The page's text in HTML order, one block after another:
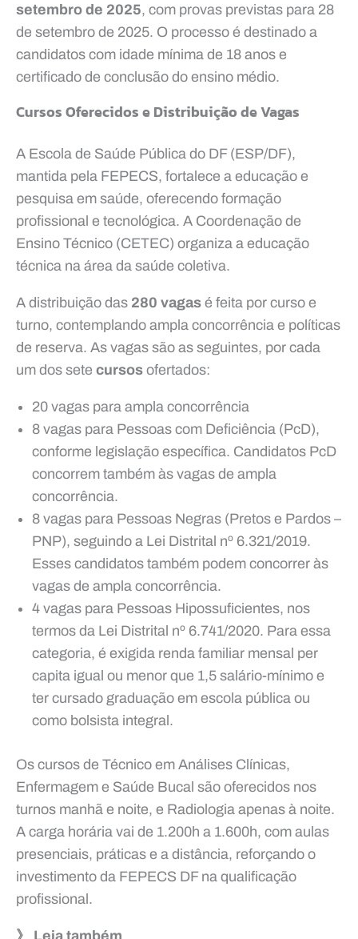
setembro de 2025, com provas previstas para 28
de setembro de 2025. O processo é destinado a
candidatos com idade mínima de 18 anos e
certificado de conclusão do ensino médio.
Cursos Oferecidos e Distribuição de Vagas
A Escola de Saúde Pública do DF (ESP/DF),
mantida pela FEPECS, fortalece a educação e
pesquisa em saúde, oferecendo formação
profissional e tecnológica. A Coordenação de
Ensino Técnico (CETEC) organiza a educação
técnica na área da saúde coletiva.
A distribuição das 280 vagas é feita por curso e
turno, contemplando ampla concorrência e políticas
de reserva. As vagas são as seguintes, por cada
um dos sete cursos ofertados:
20 vagas para ampla concorrência
8 vagas para Pessoas com Deficiência (PcD),
conforme legislação específica. Candidatos PcD
concorrem também às vagas de ampla
concorrência.
8 vagas para Pessoas Negras (Pretos e Pardos –
PNP), seguindo a Lei Distrital nº 6.321/2019.
Esses candidatos também podem concorrer às
vagas de ampla concorrência.
4 vagas para Pessoas Hipossuficientes, nos
termos da Lei Distrital nº 6.741/2020. Para essa
categoria, é exigida renda familiar mensal per
capita igual ou menor que 1,5 salário-mínimo e
ter cursado graduação em escola pública ou
como bolsista integral.
Os cursos de Técnico em Análises Clínicas,
Enfermagem e Saúde Bucal são oferecidos nos
turnos manhã e noite, e Radiologia apenas à noite.
A carga horária vai de 1.200h a 1.600h, com aulas
presenciais, práticas e a distância, reforçando o
investimento da FEPECS DF na qualificação
profissional.
》 Leia também